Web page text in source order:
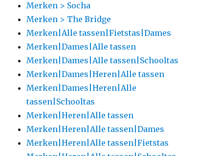
Merken > Socha
Merken > The Bridge
Merken|Alle tassen|Fietstas|Dames
Merken|Dames|Alle tassen
Merken|Dames|Alle tassen|Schooltas
Merken|Dames|Heren|Alle tassen
Merken|Dames|Heren|Alle
tassen|Schooltas
Merken|Heren|Alle tassen
Merken|Heren|Alle tassen|Dames
Merken|Heren|Alle tassen|Fietstas